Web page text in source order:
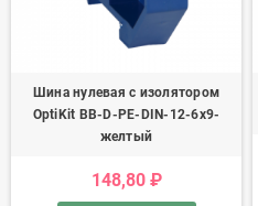
Шина нулевая с изолятором
OptiKit BB-D-PE-DIN-12-6х9-
желтый
148,80 ₽